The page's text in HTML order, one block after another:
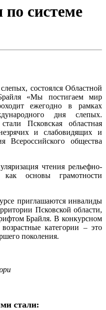
системе
состоялся Областной
«Мы постигаем мир
ежегодно в рамках
дня слепых.
Псковская областная
и слабовидящих и
Всероссийского общества
чтения рельефно-
основы грамотности
приглашаются инвалиды
Псковской области,
Брайля. В конкурсном
категории – это
поколения.
стали: